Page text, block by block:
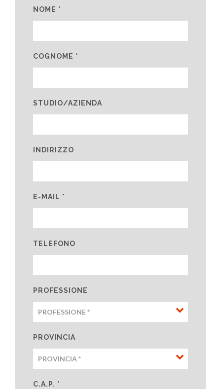
NOME *
COGNOME *
STUDIO/AZIENDA
INDIRIZZO
E-MAIL *
TELEFONO
PROFESSIONE
PROVINCIA
C.A.P. *